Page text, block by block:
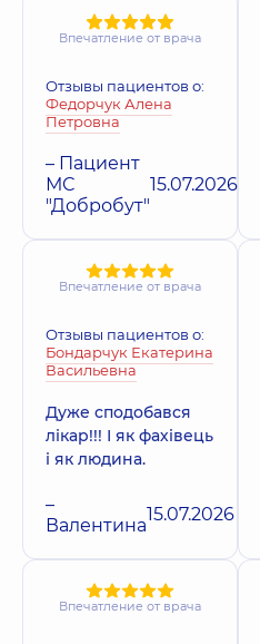
Впечатление от врача
Отзывы пациентов о:
Федорчук Алена
Петровна
– Пациент
МС
"Добробут"
15.07.2026
Впечатление от врача
Отзывы пациентов о:
Бондарчук Екатерина
Васильевна
Дуже сподобався
лікар!!! І як фахівець
і як людина.
–
Валентина15.07.2026
Впечатление от врача